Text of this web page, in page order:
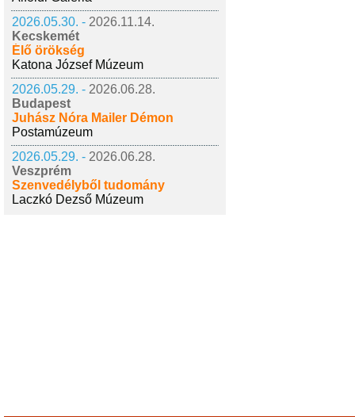
2026.05.30. - 2026.11.14.
Kecskemét
Élő örökség
Katona József Múzeum
2026.05.29. - 2026.06.28.
Budapest
Juhász Nóra Mailer Démon
Postamúzeum
2026.05.29. - 2026.06.28.
Veszprém
Szenvedélyből tudomány
Laczkó Dezső Múzeum